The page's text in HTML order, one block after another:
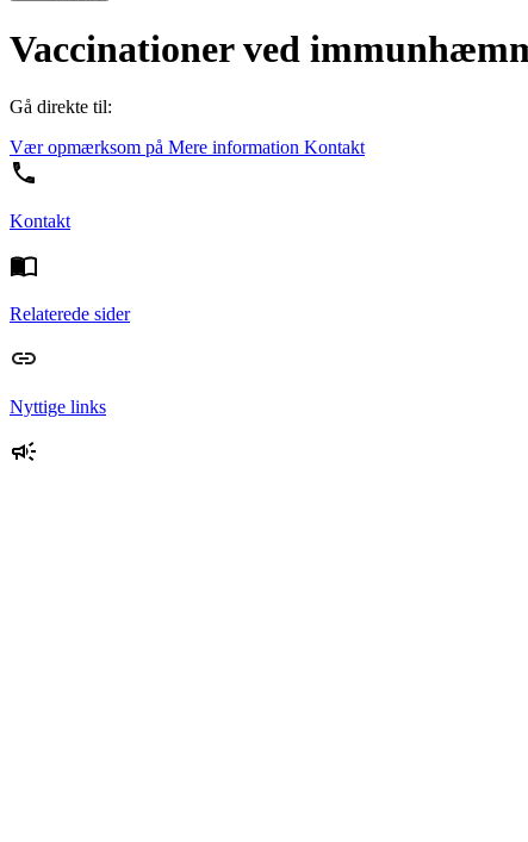
Vaccinationer ved
Gå direkte til:
Vær opmærksom på Mere information Kontakt
Kontakt
Relaterede sider
Nyttige links